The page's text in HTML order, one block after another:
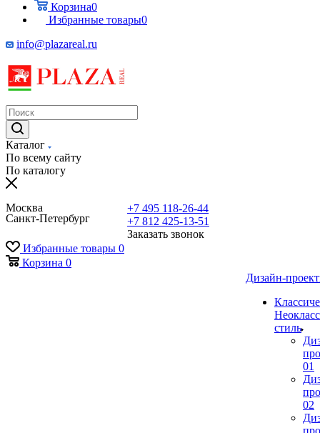
Корзина0
Избранные товары0
info@plazareal.ru
Каталог
По всему сайту
По каталогу
Москва
Санкт-Петербург
+7 495 118-26-44
+7 812 425-13-51
Заказать звонок
Избранные товары 0
Корзина 0
Дизайн-
стиль
01
02